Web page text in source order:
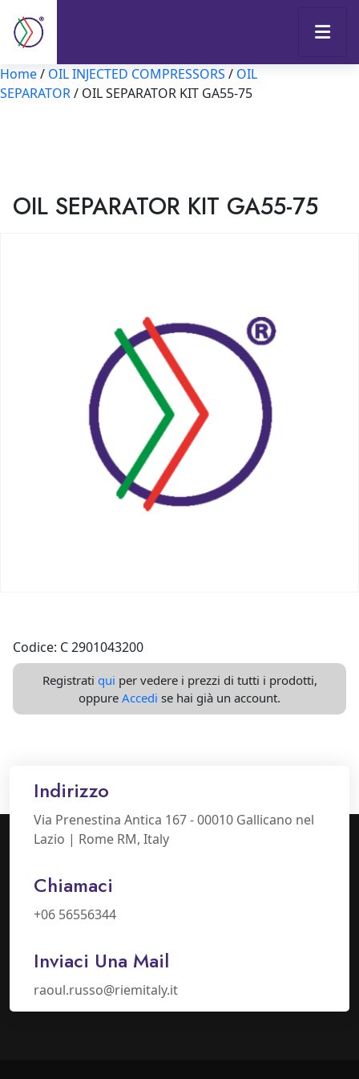
Home/ OIL INJECTED COMPRESSORS / OIL
SEPARATOR/ OIL SEPARATOR KIT GA55-75
OIL SEPARATOR KIT GA55-75
Codice: C 2901043200
Registrati qui per vedere i prezzi di tutti i prodotti,
oppure Accedi se hai già un account.
Indirizzo
Via Prenestina Antica 167 - 00010 Gallicano nel
Lazio | Rome RM, Italy
Chiamaci
+06 56556344
Inviaci Una Mail
raoul.russo@riemitaly.it